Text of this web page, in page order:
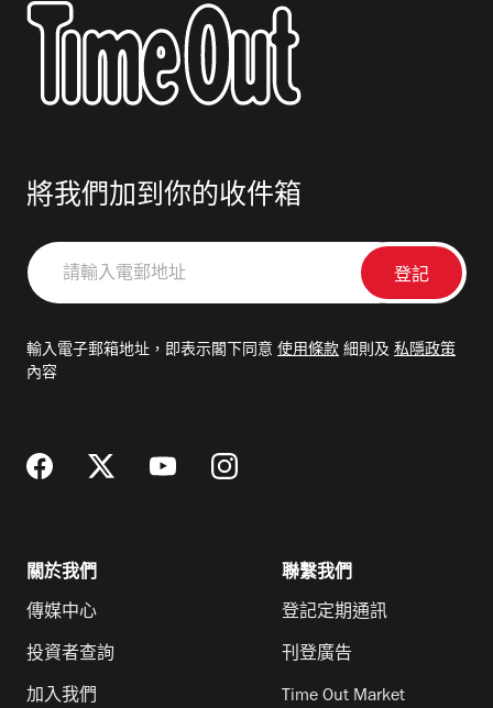
將我們加到你的收件箱
請
輸
郵
輸入電子郵箱地址，即表示閣下同意 使用條款 細則及 私隱政策
內容
關於我們
傳媒中心
投資者查詢
加入我們
聯繫我們
登記定期通訊
刊登廣告
Time Out Market